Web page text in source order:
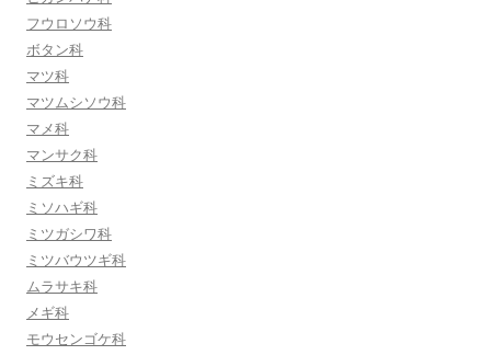
フウロソウ科
ボタン科
マツ科
マツムシソウ科
マメ科
マンサク科
ミズキ科
ミソハギ科
ミツガシワ科
ミツバウツギ科
ムラサキ科
メギ科
モウセンゴケ科